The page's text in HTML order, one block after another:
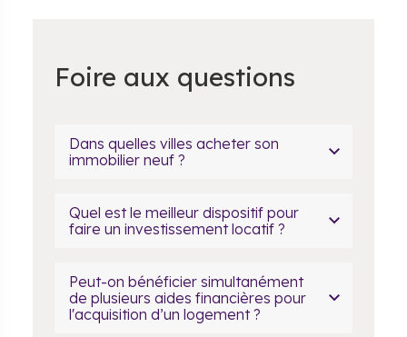
Foire aux questions
Dans quelles villes acheter son
immobilier neuf ?
Quel est le meilleur dispositif pour
faire un investissement locatif ?
Peut-on bénéficier simultanément
de plusieurs aides financières pour
l'acquisition d’un logement ?